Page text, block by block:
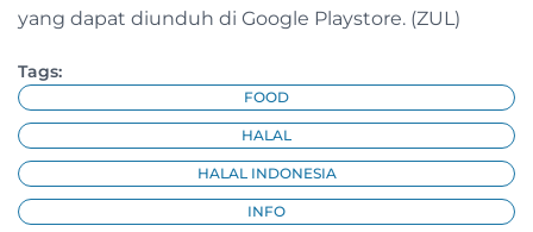
yang dapat diunduh di Google Playstore. (ZUL)
Tags:
FOOD
HALAL
HALAL INDONESIA
INFO